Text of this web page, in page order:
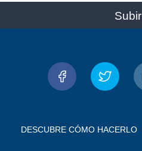
Subir
DESCUBRE CÓMO HACERLO